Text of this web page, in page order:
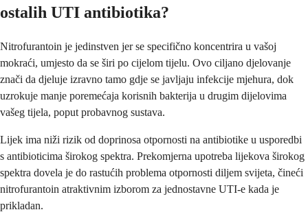
ostalih UTI antibiotika?
Nitrofurantoin je jedinstven jer se specifično koncentrira u vašoj
mokraći, umjesto da se širi po cijelom tijelu. Ovo ciljano djelovanje
znači da djeluje izravno tamo gdje se javljaju infekcije mjehura, dok
uzrokuje manje poremećaja korisnih bakterija u drugim dijelovima
vašeg tijela, poput probavnog sustava.
Lijek ima niži rizik od doprinosa otpornosti na antibiotike u usporedbi
s antibioticima širokog spektra. Prekomjerna upotreba lijekova širokog
spektra dovela je do rastućih problema otpornosti diljem svijeta, čineći
nitrofurantoin atraktivnim izborom za jednostavne UTI-e kada je
prikladan.